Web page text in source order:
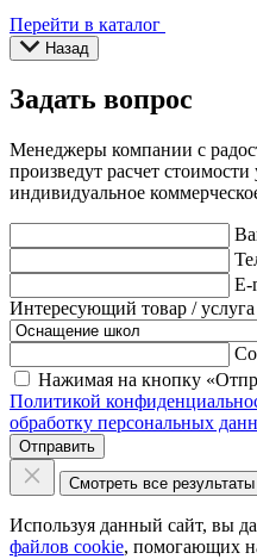
Перейти в каталог
Назад
Задать вопрос
Менеджеры компании с
произведут расчет стоимости
индивидуальное
E-
Интересующий товар / услуга
Нажимая на кнопку
Политикой
обработку персональных
Отправить
Смотреть все результаты
Используя данный сайт, вы
файлов cookie, помогающих